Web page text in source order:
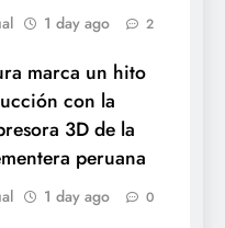
1 day ago 2
marca un hito
con la
3D de la
peruana
1 day ago 0